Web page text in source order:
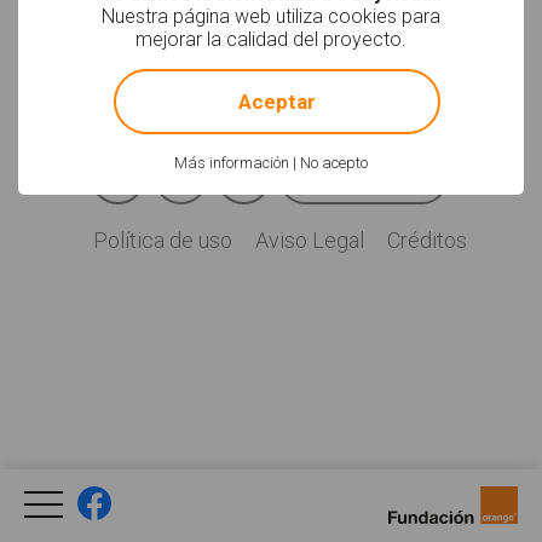
Soyvisual.org es un
Fundación Orange.
Social
FacebookYouTubeTwitter
Newsletter
Política de uso Aviso Legal Créditos
Nuestra página web utiliza cookies para
mejorar la calidad del proyecto.
Más información | No acepto
! Not valid!
Aceptar